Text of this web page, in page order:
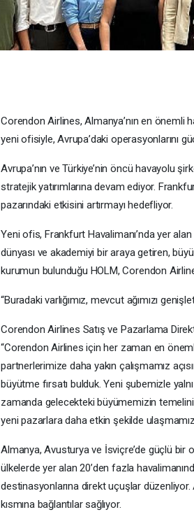
Corendon Airlines, Almanya’nın en önemli
yeni ofisiyle, Avrupa’daki operasyonlarını
Avrupa’nın ve Türkiye’nin öncü havayolu
stratejik yatırımlarına devam ediyor.
pazarındaki etkisini artırmayı hedefliyor.
Yeni ofis, Frankfurt Havalimanı’nda yer
dünyası ve akademiyi bir araya getiren,
kurumun bulunduğu HOLM, Corendon
“Buradaki varlığımız, mevcut ağımızı
Corendon Airlines Satış ve Pazarlama
“Corendon Airlines için her zaman en
partnerlerimize daha yakın çalışmamız
büyütme fırsatı bulduk. Yeni şubemizle
zamanda gelecekteki büyümemizin temelini
yeni pazarlara daha etkin şekilde
Almanya, Avusturya ve İsviçre’de güçlü bir
ülkelerde yer alan 20’den fazla
destinasyonlarına direkt uçuşlar
kısmına bağlantılar sağlıyor.